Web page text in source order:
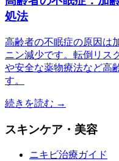
処法
高齢者の不眠症の原因は
ニン減少です。転倒リス
や安全な薬物療法など高
す。
続きを読む →
スキンケア・美容
ニキビ治療ガイド